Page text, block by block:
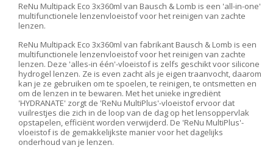
ReNu Multipack Eco 3x360ml van Bausch & Lomb is een 'all-in-one'
multifunctionele lenzenvloeistof voor het reinigen van zachte
lenzen.
ReNu Multipack Eco 3x360ml van fabrikant Bausch & Lomb is een
multifunctionele lenzenvloeistof voor het reinigen van zachte
lenzen. Deze 'alles-in één'-vloeistof is zelfs geschikt voor silicone
hydrogel lenzen. Ze is even zacht als je eigen traanvocht, daarom
kan je ze gebruiken om te spoelen, te reinigen, te ontsmetten en
om de lenzen in te bewaren. Met het unieke ingrediënt
'HYDRANATE' zorgt de 'ReNu MultiPlus'-vloeistof ervoor dat
vuilrestjes die zich in de loop van de dag op het lensoppervlak
opstapelen, efficiënt worden verwijderd. De 'ReNu MultiPlus'-
vloeistof is de gemakkelijkste manier voor het dagelijks
onderhoud van je lenzen.